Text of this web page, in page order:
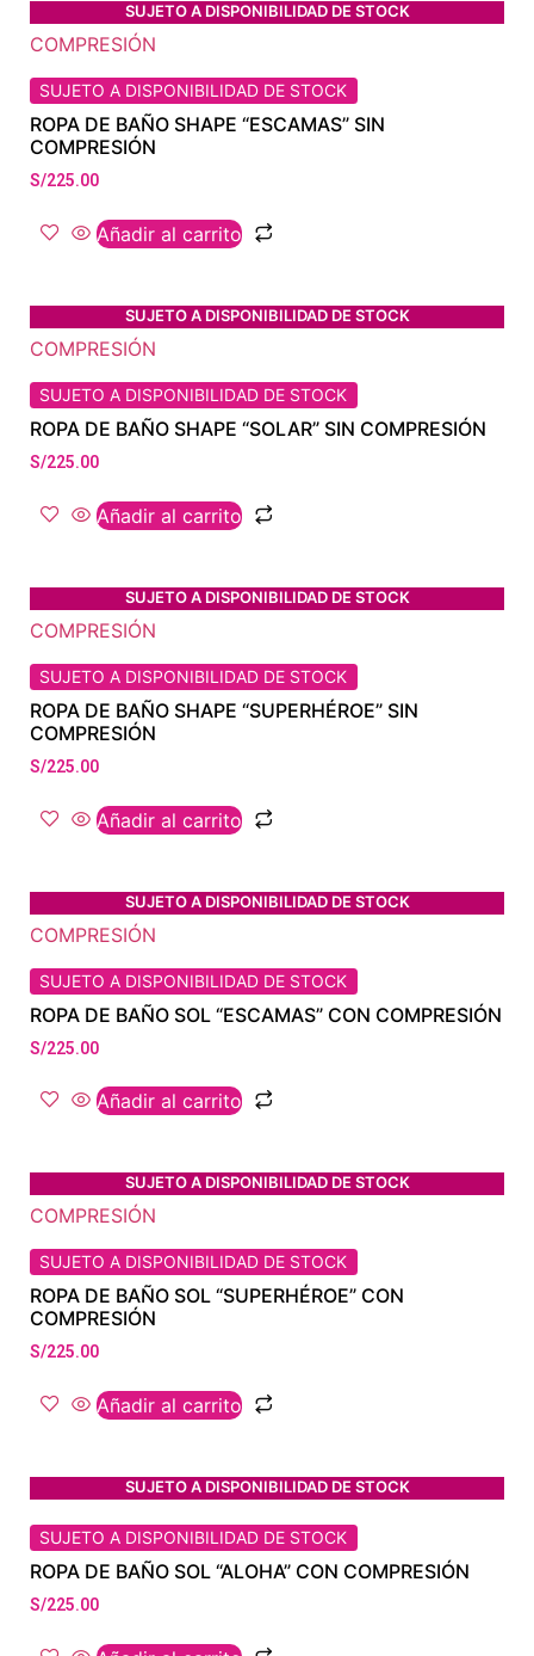
SUJETO A DISPONIBILIDAD DE STOCK
SUJETO A DISPONIBILIDAD DE STOCK
ROPA DE BAÑO SHAPE “ESCAMAS” SIN
COMPRESIÓN
S/225.00
Añadir al carrito
SUJETO A DISPONIBILIDAD DE STOCK
SUJETO A DISPONIBILIDAD DE STOCK
ROPA DE BAÑO SHAPE “SOLAR” SIN COMPRESIÓN
S/225.00
Añadir al carrito
SUJETO A DISPONIBILIDAD DE STOCK
SUJETO A DISPONIBILIDAD DE STOCK
ROPA DE BAÑO SHAPE “SUPERHÉROE” SIN
COMPRESIÓN
S/225.00
Añadir al carrito
SUJETO A DISPONIBILIDAD DE STOCK
SUJETO A DISPONIBILIDAD DE STOCK
ROPA DE BAÑO SOL “ESCAMAS” CON COMPRESIÓN
S/225.00
Añadir al carrito
SUJETO A DISPONIBILIDAD DE STOCK
SUJETO A DISPONIBILIDAD DE STOCK
ROPA DE BAÑO SOL “SUPERHÉROE” CON
COMPRESIÓN
S/225.00
Añadir al carrito
SUJETO A DISPONIBILIDAD DE STOCK
SUJETO A DISPONIBILIDAD DE STOCK
ROPA DE BAÑO SOL “ALOHA” CON COMPRESIÓN
S/225.00